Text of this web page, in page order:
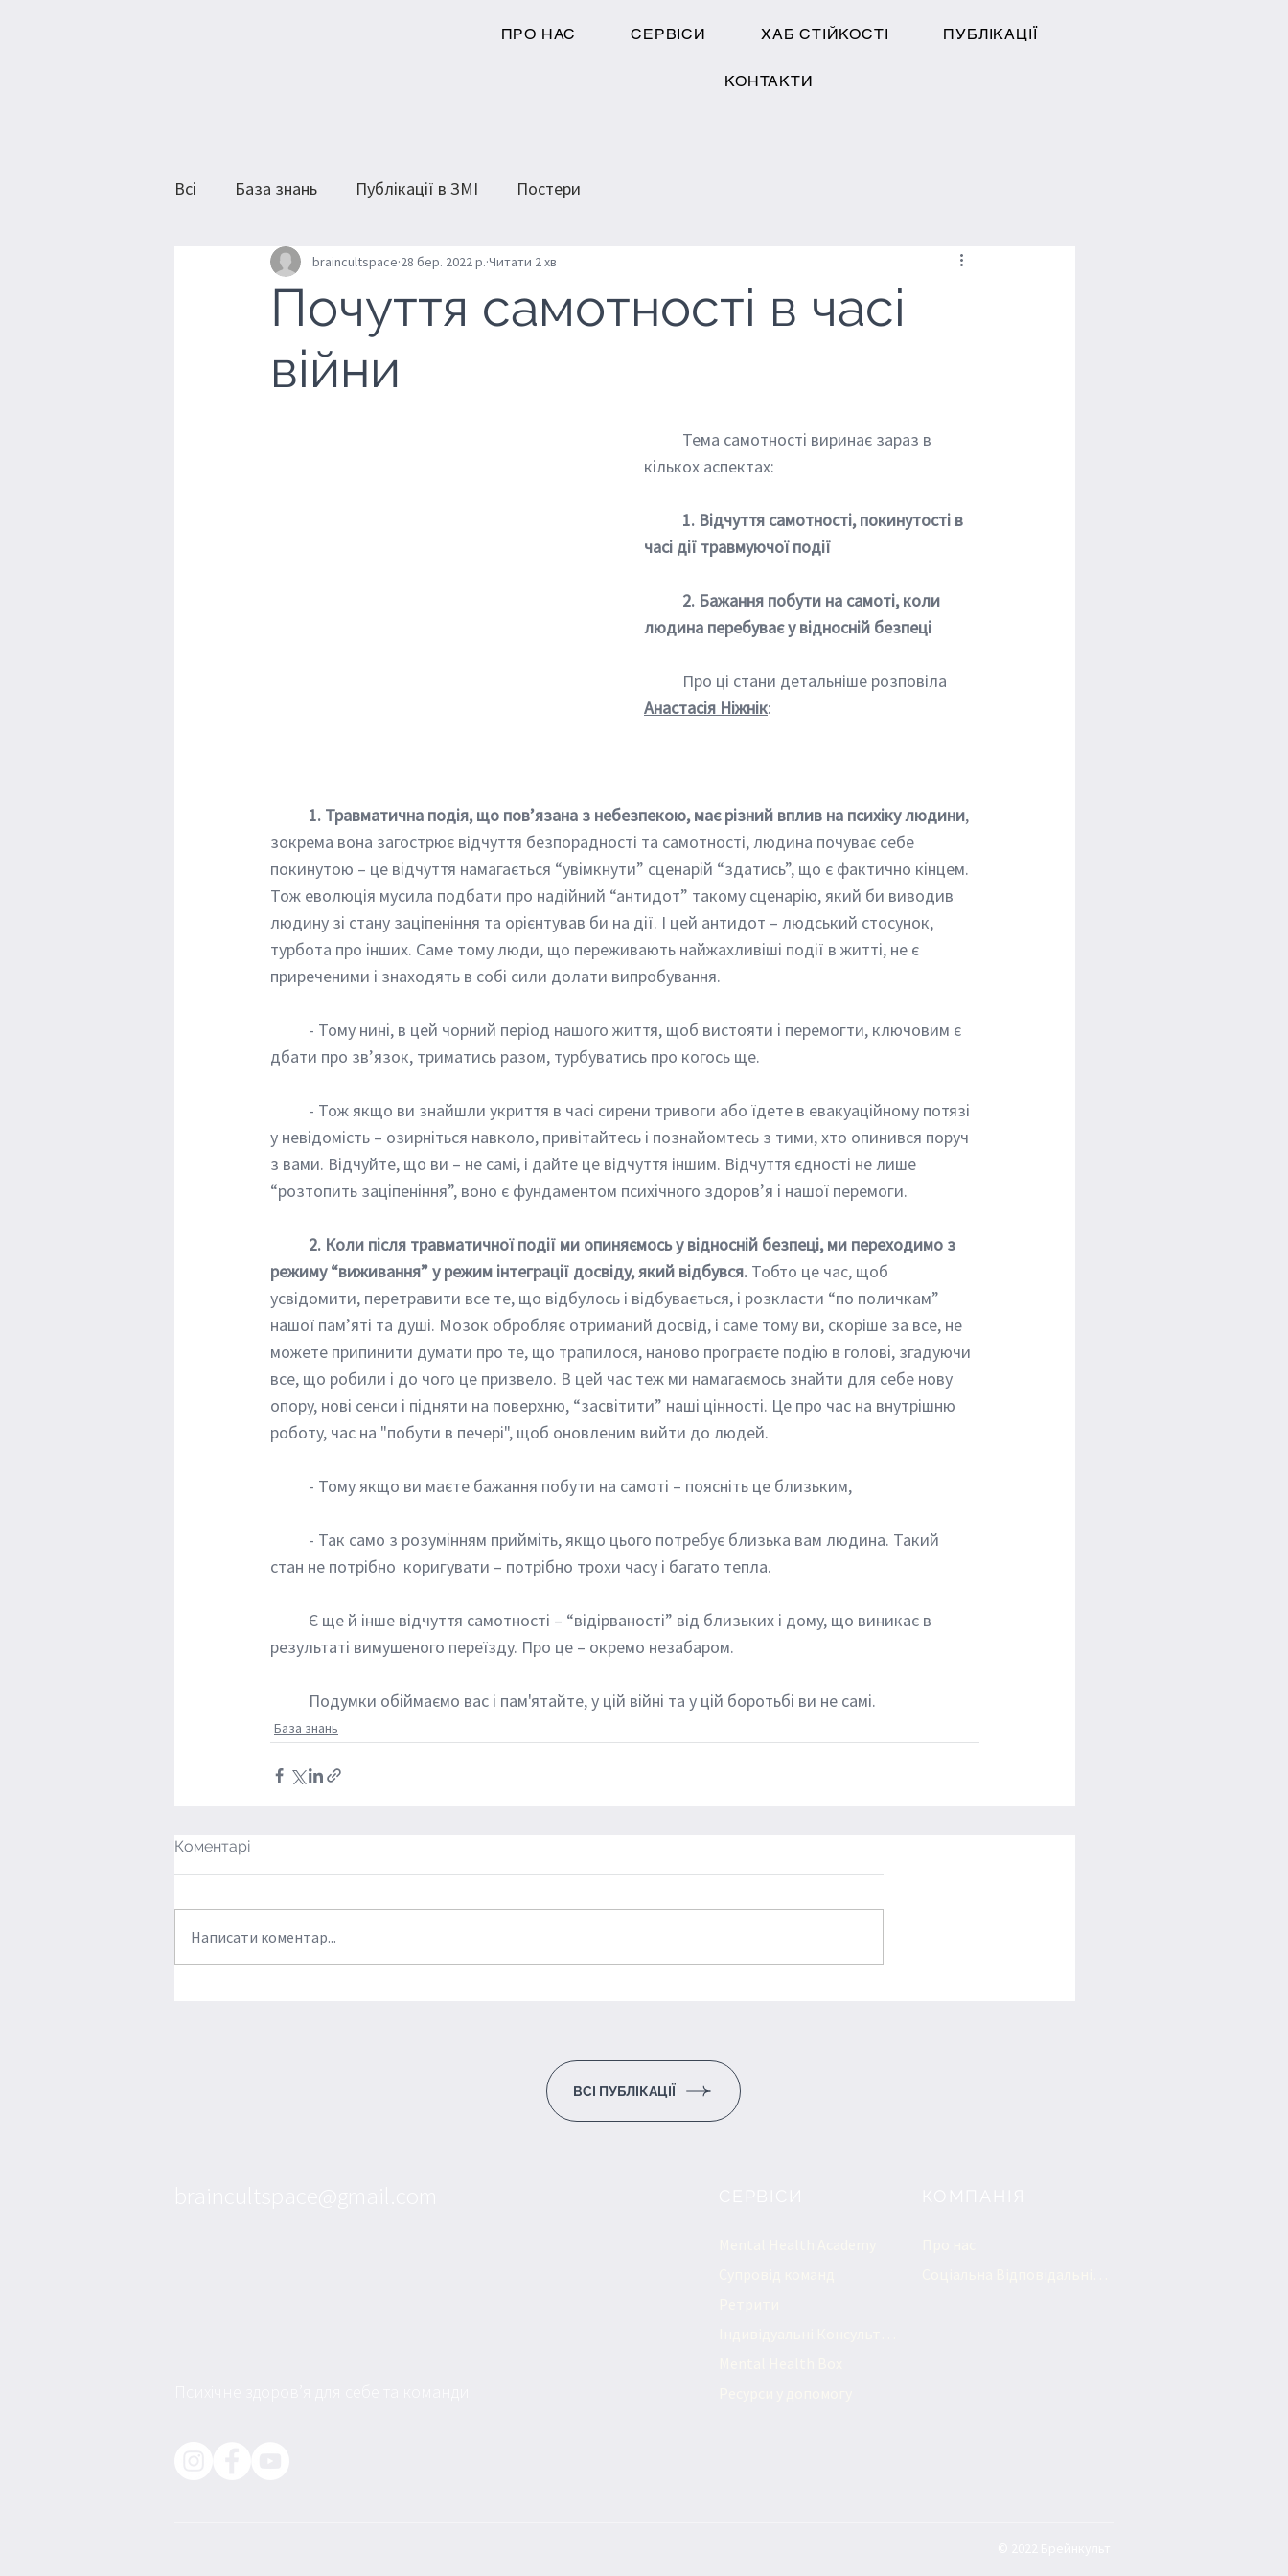
ПРО НАС СЕРВІСИ ХАБ СТІЙКОСТІ ПУБЛІКАЦІЇ
КОНТАКТИ
Всі База знань Публікації в ЗМІ Постери
Почуття самотності в часі
війни
braincultspace 28 бер. 2022 р. Читати 2 хв
кількох аспектах:
1. Відчуття самотності, покинутості в
часі дії травмуючої події
людина перебуває у відносній безпеці
	Про ці стани детальніше розповіла
Анастасія Ніжнік:
1. Травматична подія, що пов’язана з небезпекою, має різний вплив на психіку людини,
зокрема вона загострює відчуття безпорадності та самотності, людина почуває себе
покинутою – це відчуття намагається “увімкнути” сценарій “здатись”, що є фактично кінцем.
Тож еволюція мусила подбати про надійний “антидот” такому сценарію, який би виводив
людину зі стану заціпеніння та орієнтував би на дії. І цей антидот – людський стосунок,
турбота про інших. Саме тому люди, що переживають найжахливіші події в житті, не є
приреченими і знаходять в собі сили долати випробування.
дбати про зв’язок, триматись разом, турбуватись про когось ще.
у невідомість – озирніться навколо, привітайтесь і познайомтесь з тими, хто опинився поруч
з вами. Відчуйте, що ви – не самі, і дайте це відчуття іншим. Відчуття єдності не лише
“розтопить заціпеніння”, воно є фундаментом психічного здоров’я і нашої перемоги.
2. Коли після травматичної події ми опиняємось у відносній безпеці, ми переходимо з
режиму “виживання” у режим інтеграції досвіду, який відбувся. Тобто це час, щоб
усвідомити, перетравити все те, що відбулось і відбувається, і розкласти “по поличкам”
нашої пам’яті та душі. Мозок обробляє отриманий досвід, і саме тому ви, скоріше за все, не
можете припинити думати про те, що трапилося, наново програєте подію в голові, згадуючи
все, що робили і до чого це призвело. В цей час теж ми намагаємось знайти для себе нову
опору, нові сенси і підняти на поверхню, “засвітити” наші цінності. Це про час на внутрішню
роботу, час на "побути в печері", щоб оновленим вийти до людей.
	- Тому якщо ви маєте бажання побути на самоті – поясніть це близьким,
стан не потрібно  коригувати – потрібно трохи часу і багато тепла.
результаті вимушеного переїзду. Про це – окремо незабаром.
	Подумки обіймаємо вас і пам'ятайте, у цій війні та у цій боротьбі ви не самі.
База знань
Коментарі
Написати коментар...
ВСІ ПУБЛІКАЦІЇ